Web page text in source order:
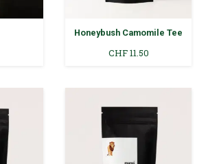
Honeybush Camomile Tee
CHF11.50